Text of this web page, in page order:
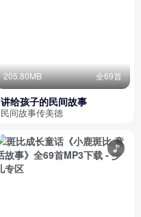
205.80MB 全69首
讲给孩子的民间故事
民间故事传美德